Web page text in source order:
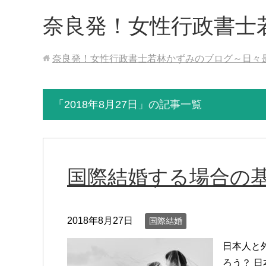
奈良発！女性行政書
奈良発！女性行政書士若林かずみのブログ～日々
「2018年8月27日」の記事一覧
国際結婚する場合の
2018年8月27日 国際結婚
日本人と
ろう？